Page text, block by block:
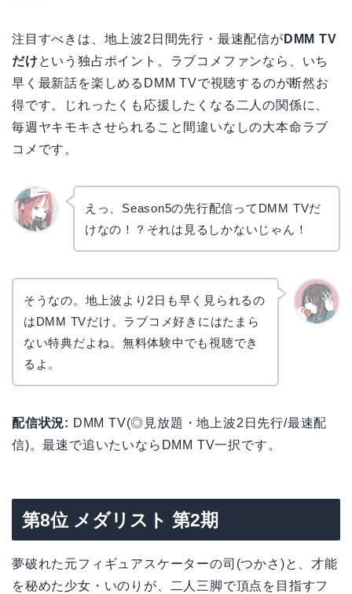
注目すべきは、地上波2日間先行・最速配信が DMM TV
だけという独占ポイント。ラブコメファンなら、いち
早く最新話を楽しめるDMM TVで視聴するのが断然お
得です。じれったくも応援したくなる二人の関係に、
毎週ヤキモキさせられること間違いなしの大本命ラブ
コメです。
えっ、Season5の先行配信ってDMM TVだ
けなの！？それは見るしかないじゃん！
そうなの。地上波より2日も早く見られるの
はDMM TVだけ。ラブコメ好きにはたまら
ない特典だよね。無料体験中でも視聴でき
るよ。
配信状況: DMM TV(◎見放題・地上波2日先行/最速配
信)。最速で追いたいならDMM TV一択です。
第8位 メダリスト 第2期
夢破れた元フィギュアスケーターの司(つかさ)と、才能
を秘めた少女・いのりが、二人三脚で頂点を目指すフ